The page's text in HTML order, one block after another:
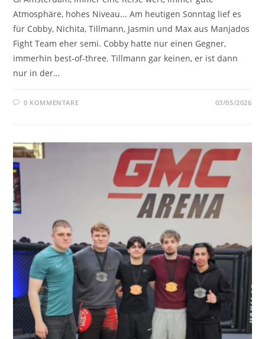
Atmosphäre, hohes Niveau... Am heutigen Sonntag lief es
für Cobby, Nichita, Tillmann, Jasmin und Max aus Manjados
Fight Team eher semi. Cobby hatte nur einen Gegner,
immerhin best-of-three. Tillmann gar keinen, er ist dann
nur in der…
0 KOMMENTARE 03/05/2026